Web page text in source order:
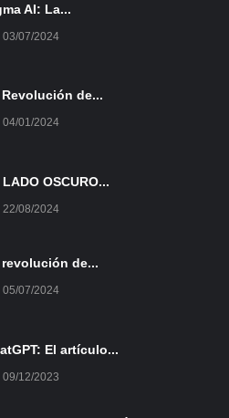
AI: La...
03/07/2024
de...
04/01/2024
OSCURO...
22/08/2024
de...
05/07/2024
El artículo...
09/12/2023